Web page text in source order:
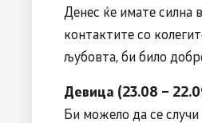
Денес ќе имате силна
контактите со
љубовта, би било
Девица (23.08 –
Би можело да се